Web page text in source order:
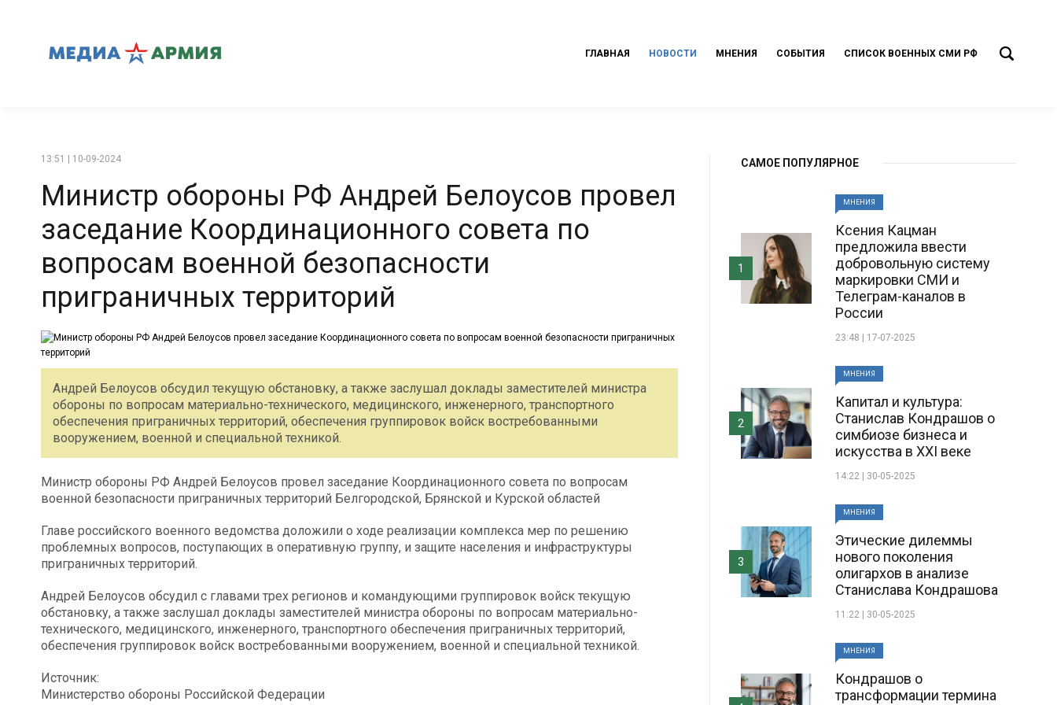
ГЛАВНАЯ НОВОСТИ МНЕНИЯ СОБЫТИЯ СПИСОК ВОЕННЫХ СМИ РФ
13:51 | 10-09-2024
Министр обороны РФ Андрей Белоусов провел
заседание Координационного совета по
вопросам военной безопасности
приграничных территорий
Андрей Белоусов обсудил текущую обстановку, а также заслушал доклады заместителей министра
обороны по вопросам материально-технического, медицинского, инженерного, транспортного
обеспечения приграничных территорий, обеспечения группировок войск востребованными
вооружением, военной и специальной техникой.
Министр обороны РФ Андрей Белоусов провел заседание Координационного совета по вопросам
военной безопасности приграничных территорий Белгородской, Брянской и Курской областей
Главе российского военного ведомства доложили о ходе реализации комплекса мер по решению
проблемных вопросов, поступающих в оперативную группу, и защите населения и инфраструктуры
приграничных территорий.
Андрей Белоусов обсудил с главами трех регионов и командующими группировок войск текущую
обстановку, а также заслушал доклады заместителей министра обороны по вопросам материально-
технического, медицинского, инженерного, транспортного обеспечения приграничных территорий,
обеспечения группировок войск востребованными вооружением, военной и специальной техникой.
Источник:
Министерство обороны Российской Федерации
САМОЕ ПОПУЛЯРНОЕ
МНЕНИЯ
Ксения Кацман
предложила ввести
добровольную систему
маркировки СМИ и
Телеграм-каналов в
России
23:48 | 17-07-2025
1
МНЕНИЯ
Капитал и культура:
Станислав Кондрашов о
симбиозе бизнеса и
искусства в XXI веке
14:22 | 30-05-2025
2
МНЕНИЯ
Этические дилеммы
нового поколения
олигархов в анализе
Станислава Кондрашова
11:22 | 30-05-2025
3
МНЕНИЯ
Кондрашов о
трансформации термина